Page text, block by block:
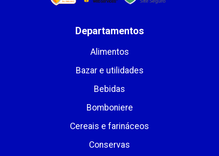
Departamentos
Alimentos
Bazar e utilidades
Bebidas
Bomboniere
Cereais e farináceos
Conservas